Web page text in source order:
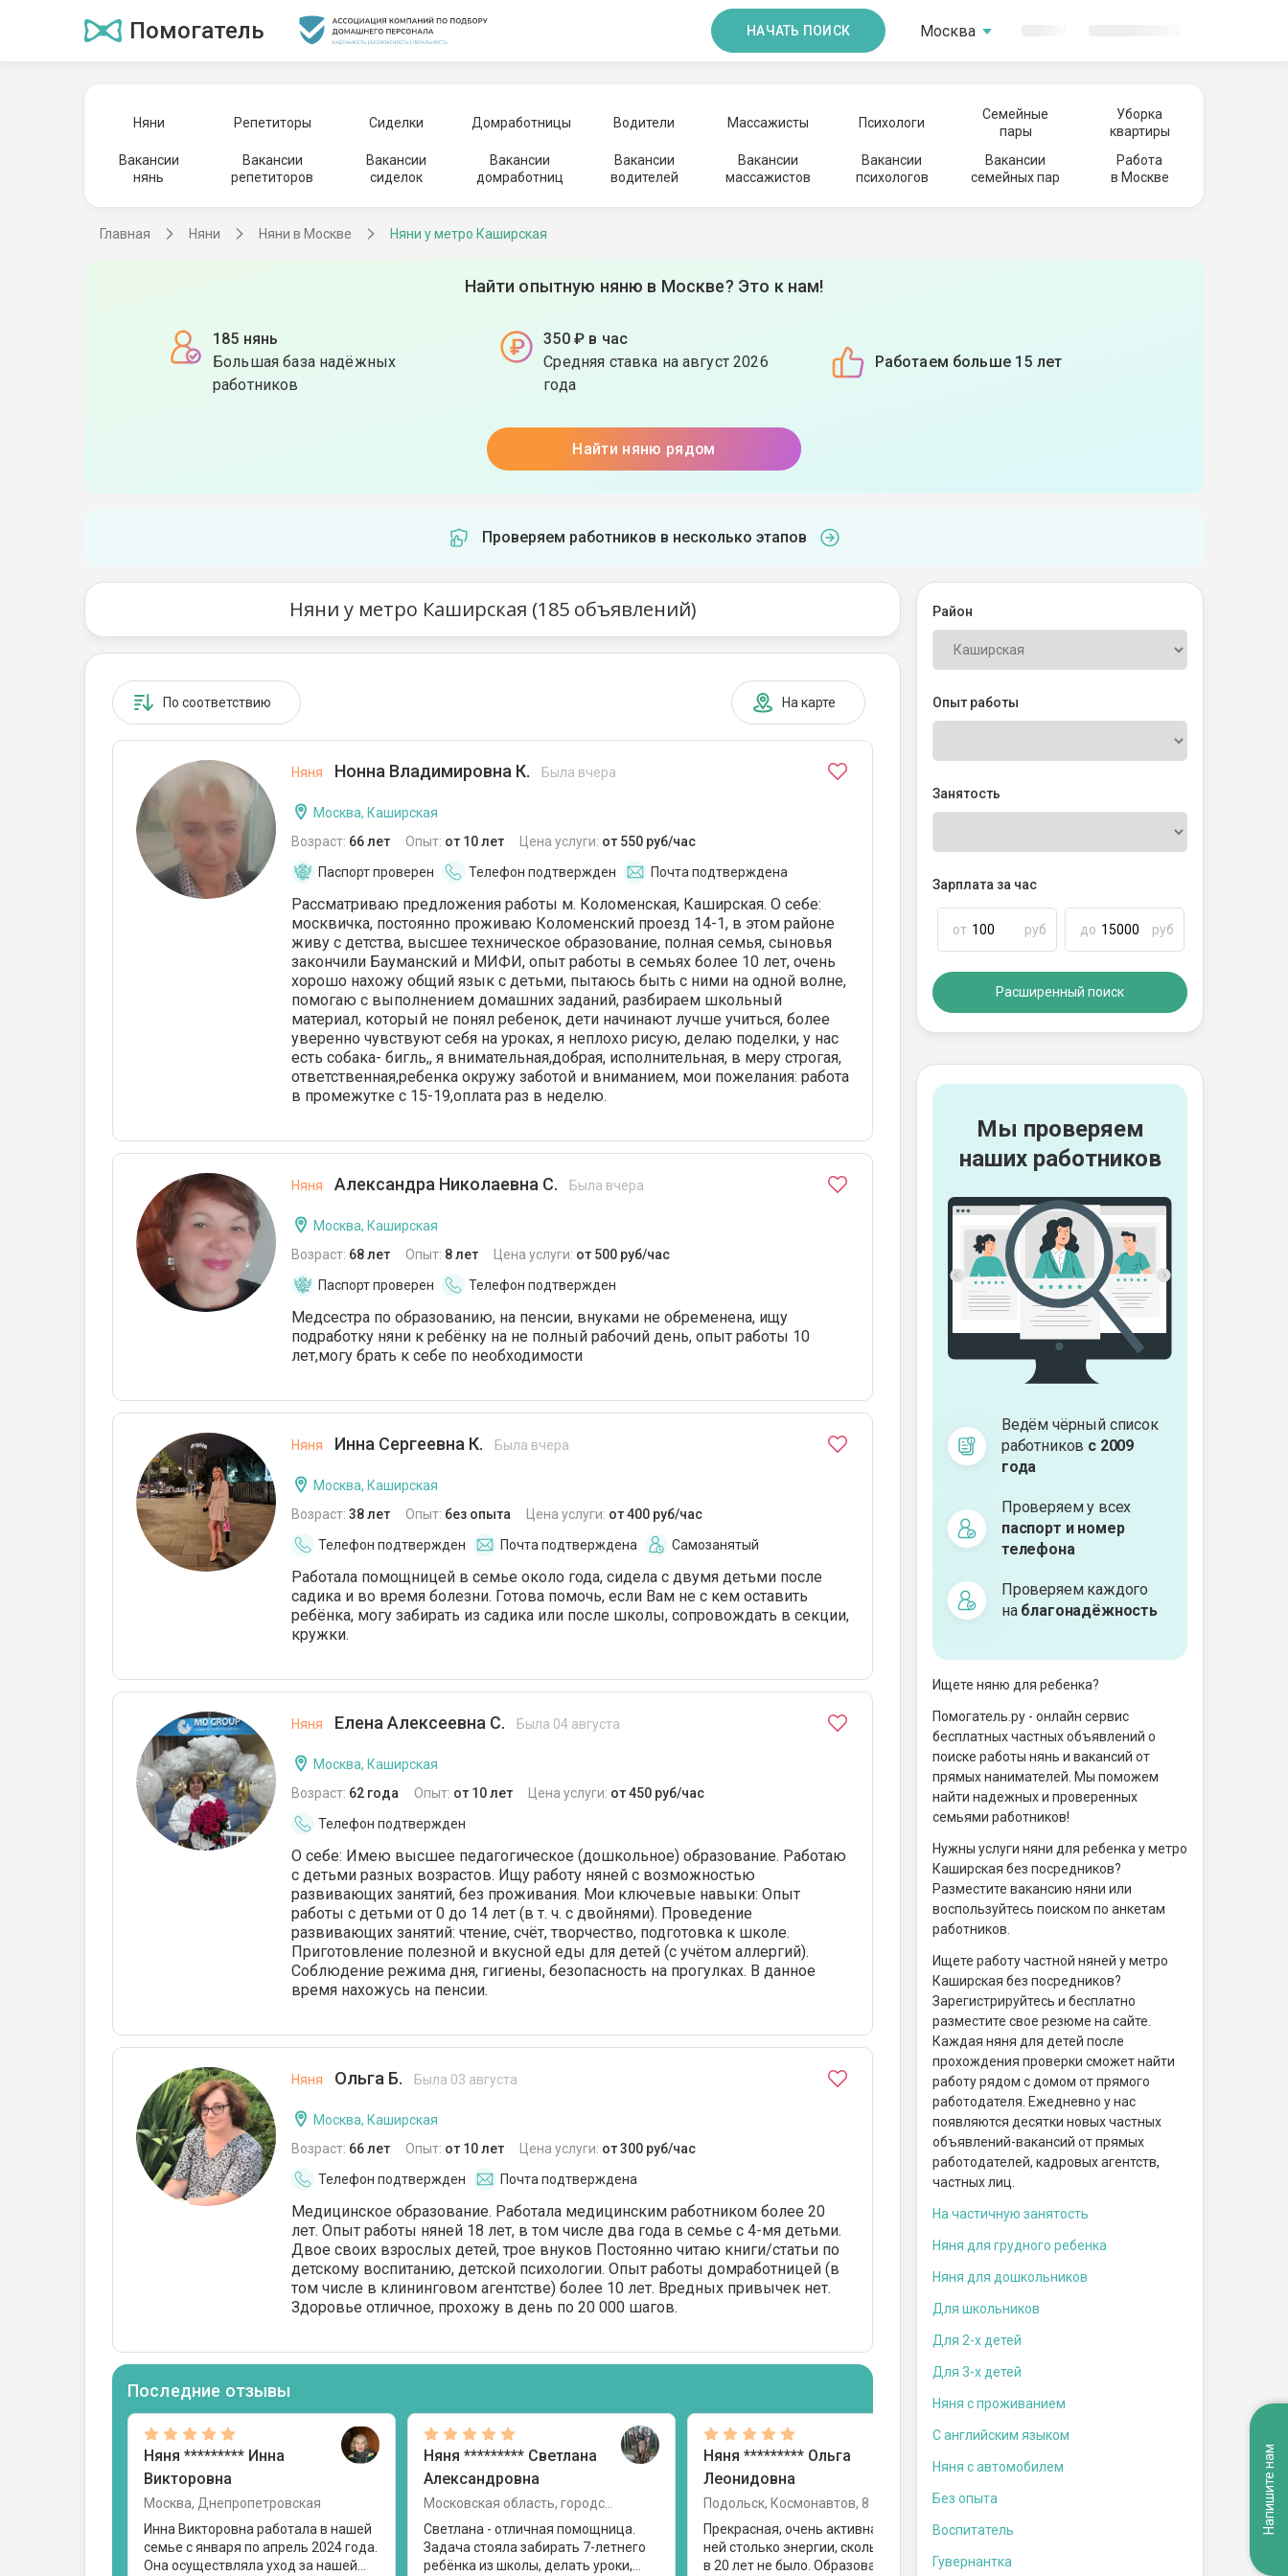
Помогатель НАЧАТЬ ПОИСК Москва
Няни Репетиторы Сиделки Домработницы Водители Массажисты Психологи
Семейные
пары
Уборка
квартиры
Вакансии
нянь
Вакансии
репетиторов
Вакансии
сиделок
Вакансии
домработниц
Вакансии
водителей
Вакансии
массажистов
Вакансии
психологов
Вакансии
семейных пар
Работа
в Москве
Главная Няни Няни в Москве Няни у метро Каширская
Найти опытную няню в Москве? Это к нам!
185 нянь
Большая база надёжных
работников
350 ₽ в час
Средняя ставка на август 2026
года
Работаем больше 15 лет
Найти няню рядом
Проверяем работников в несколько этапов
Няни у метро Каширская (185 объявлений)
По соответствию На карте
Няня Нонна Владимировна К. Была вчера
Москва, Каширская
Возраст: 66 лет Опыт: от 10 лет Цена услуги: от 550 руб/час
Паспорт проверен
Телефон подтвержден Почта подтверждена
Рассматриваю предложения работы м. Коломенская, Каширская. О себе:
москвичка, постоянно проживаю Коломенский проезд 14-1, в этом районе
живу с детства, высшее техническое образование, полная семья, сыновья
закончили Бауманский и МИФИ, опыт работы в семьях более 10 лет, очень
хорошо нахожу общий язык с детьми, пытаюсь быть с ними на одной волне,
помогаю с выполнением домашних заданий, разбираем школьный
материал, который не понял ребенок, дети начинают лучше учиться, более
уверенно чувствуют себя на уроках, я неплохо рисую, делаю поделки, у нас
есть собака- бигль,, я внимательная,добрая, исполнительная, в меру строгая,
ответственная,ребенка окружу заботой и вниманием, мои пожелания: работа
в промежутке с 15-19,оплата раз в неделю.
Няня Александра Николаевна С. Была вчера
Москва, Каширская
Возраст: 68 лет Опыт: 8 лет Цена услуги: от 500 руб/час
Паспорт проверен
Телефон подтвержден
Медсестра по образованию, на пенсии, внуками не обременена, ищу
подработку няни к ребёнку на не полный рабочий день, опыт работы 10
лет,могу брать к себе по необходимости
Няня Инна Сергеевна К. Была вчера
Москва, Каширская
Возраст: 38 лет Опыт: без опыта Цена услуги: от 400 руб/час
Телефон подтвержден
Почта подтверждена Самозанятый
Работала помощницей в семье около года, сидела с двумя детьми после
садика и во время болезни. Готова помочь, если Вам не с кем оставить
ребёнка, могу забирать из садика или после школы, сопровождать в секции,
кружки.
Няня Елена Алексеевна С. Была 04 августа
Москва, Каширская
Возраст: 62 года Опыт: от 10 лет Цена услуги: от 450 руб/час
Телефон подтвержден
О себе: Имею высшее педагогическое (дошкольное) образование. Работаю
с детьми разных возрастов. Ищу работу няней с возможностью
развивающих занятий, без проживания. Мои ключевые навыки: Опыт
работы с детьми от 0 до 14 лет (в т. ч. с двойнями). Проведение
развивающих занятий: чтение, счёт, творчество, подготовка к школе.
Приготовление полезной и вкусной еды для детей (с учётом аллергий).
Соблюдение режима дня, гигиены, безопасность на прогулках. В данное
время нахожусь на пенсии.
Няня Ольга Б. Была 03 августа
Москва, Каширская
Возраст: 66 лет Опыт: от 10 лет Цена услуги: от 300 руб/час
Телефон подтвержден
Почта подтверждена
Медицинское образование. Работала медицинским работником более 20
лет. Опыт работы няней 18 лет, в том числе два года в семье с 4-мя детьми.
Двое своих взрослых детей, трое внуков Постоянно читаю книги/статьи по
детскому воспитанию, детской психологии. Опыт работы домработницей (в
том числе в клининговом агентстве) более 10 лет. Вредных привычек нет.
Здоровье отличное, прохожу в день по 20 000 шагов.
Последние отзывы
Няня ********* Инна
Викторовна
Москва, Днепропетровская
Инна Викторовна работала в нашей
семье с января по апрель 2024 года.
Она осуществляла уход за нашей
Няня ********* Светлана
Александровна
Светлана - отличная помощница.
Задача стояла забирать 7-летнего
ребёнка из школы, делать уроки,
Няня ********* Ольга
Леонидовна
Подольск, Космонавтов, 8
Прекрасная, очень активная няня! В
ней столько энергии, сколько у меня
в 20 лет не было. Образованная,
********* Анна
Аня — прекрасный человек и няня!
Скромная, спокойная, порядочная,
Помогает мне уже больше года,
Район
Опыт работы
Занятость
Зарплата за час
от руб до руб
Расширенный поиск
Мы проверяем
наших работников
Ведём чёрный список
работников с 2009
года
Проверяем у всех
паспорт и номер
телефона
Проверяем каждого
на благонадёжность
Ищете няню для ребенка?
Помогатель.ру - онлайн сервис
бесплатных частных объявлений о
поиске работы нянь и вакансий от
прямых нанимателей. Мы поможем
найти надежных и проверенных
семьями работников!
Нужны услуги няни для ребенка у метро
Каширская без посредников?
Разместите вакансию няни или
воспользуйтесь поиском по анкетам
работников.
Ищете работу частной няней у метро
Каширская без посредников?
Зарегистрируйтесь и бесплатно
разместите свое резюме на сайте.
Каждая няня для детей после
прохождения проверки сможет найти
работу рядом с домом от прямого
работодателя. Ежедневно у нас
появляются десятки новых частных
объявлений-вакансий от прямых
работодателей, кадровых агентств,
частных лиц.
На частичную занятость
Няня для грудного ребенка
Няня для дошкольников
Для школьников
Для 2-х детей
Для 3-х детей
Няня с проживанием
С английским языком
Няня с автомобилем
Без опыта
Воспитатель
Гувернантка
Напишите нам